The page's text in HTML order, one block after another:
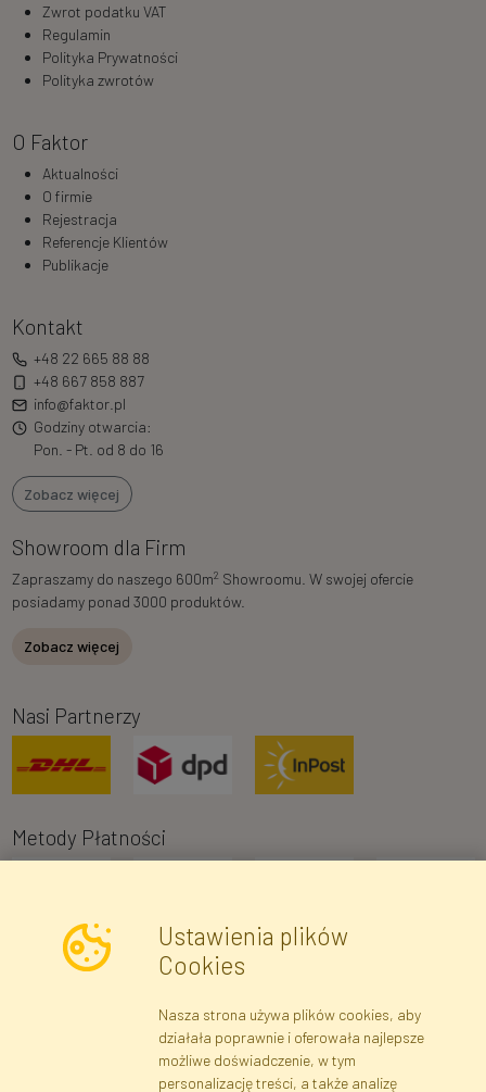
Zwrot podatku VAT
Regulamin
Polityka Prywatności
Polityka zwrotów
O Faktor
Aktualności
O firmie
Rejestracja
Referencje Klientów
Publikacje
Kontakt
+48 22 665 88 88
+48 667 858 887
info@faktor.pl
Godziny otwarcia:
Pon. - Pt. od 8 do 16
Zobacz więcej
Showroom dla Firm
Zapraszamy do naszego 600m2 Showroomu. W swojej ofercie
posiadamy ponad 3000 produktów.
Zobacz więcej
Nasi Partnerzy
Metody Płatności
Zapisz się
Ustawienia plików
Cookies
Nasza strona używa plików cookies, aby
działała poprawnie i oferowała najlepsze
możliwe doświadczenie, w tym
personalizację treści, a także analizę